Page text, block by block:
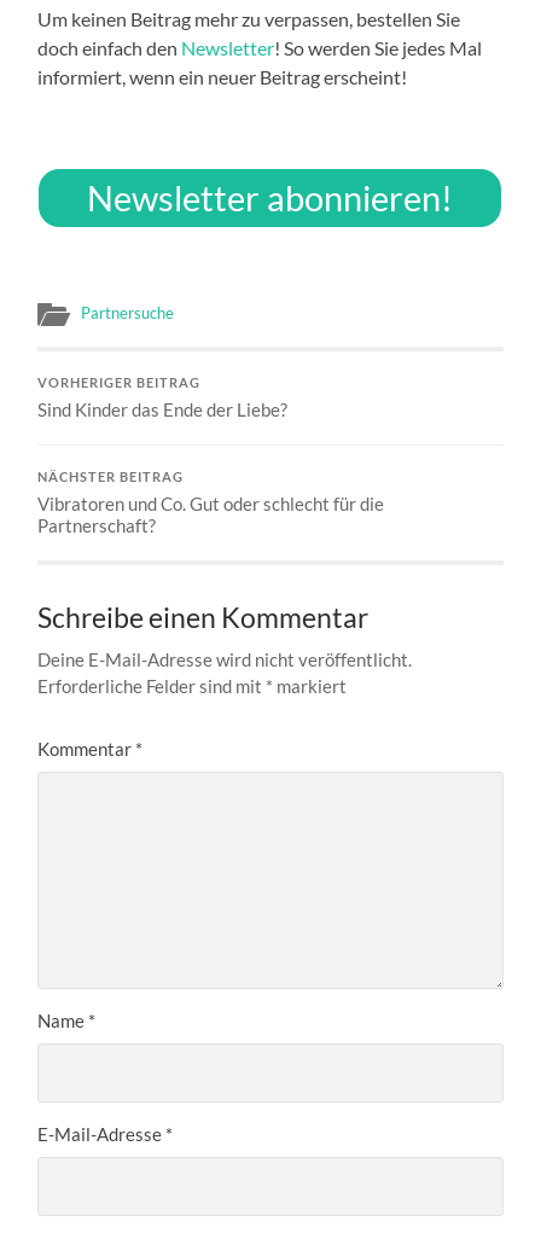
Um keinen Beitrag mehr zu verpassen, bestellen Sie
doch einfach den Newsletter! So werden Sie jedes Mal
informiert, wenn ein neuer Beitrag erscheint!
Newsletter abonnieren!
Partnersuche
VORHERIGER BEITRAG
Sind Kinder das Ende der Liebe?
NÄCHSTER BEITRAG
Vibratoren und Co. Gut oder schlecht für die
Partnerschaft?
Schreibe einen Kommentar
Deine E-Mail-Adresse wird nicht veröffentlicht.
Erforderliche Felder sind mit * markiert
Kommentar *
Name *
E-Mail-Adresse *